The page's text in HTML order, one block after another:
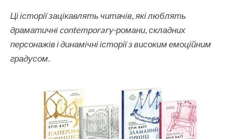
Ці історії зацікавлять читачів, які люблять
драматичні contemporary-романи, складних
персонажів і динамічні історії з високим емоційним
градусом.